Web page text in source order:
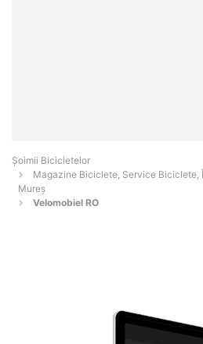
Șoimii Bicicletelor
Magazine Biciclete, Service
Mureş
Velomobiel RO